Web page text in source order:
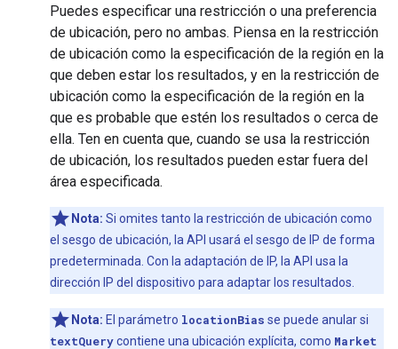
Puedes especificar una restricción o una preferencia
de ubicación, pero no ambas. Piensa en la restricción
de ubicación como la especificación de la región en la
que deben estar los resultados, y en la restricción de
ubicación como la especificación de la región en la
que es probable que estén los resultados o cerca de
ella. Ten en cuenta que, cuando se usa la restricción
de ubicación, los resultados pueden estar fuera del
área especificada.
Nota: Si omites tanto la restricción de ubicación como
el sesgo de ubicación, la API usará el sesgo de IP de forma
predeterminada. Con la adaptación de IP, la API usa la
dirección IP del dispositivo para adaptar los resultados.
Nota: El parámetro locationBias se puede anular si
textQuerycontiene una ubicación explícita, como Market